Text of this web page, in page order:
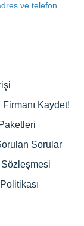
ve telefon
Firmanı Kaydet!
Sorular